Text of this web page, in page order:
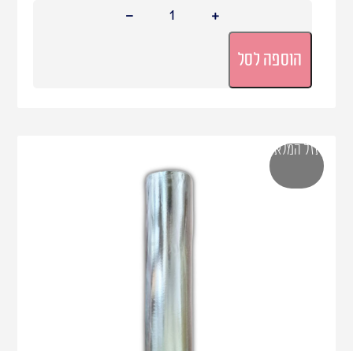
הוספה לסל
אזל המלאי